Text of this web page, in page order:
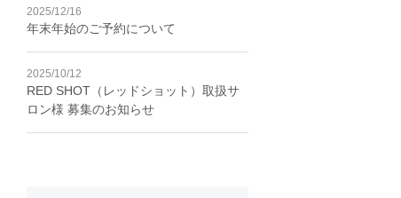
2025/12/16
年末年始のご予約について
2025/10/12
RED SHOT（レッドショット）取扱サ
ロン様 募集のお知らせ